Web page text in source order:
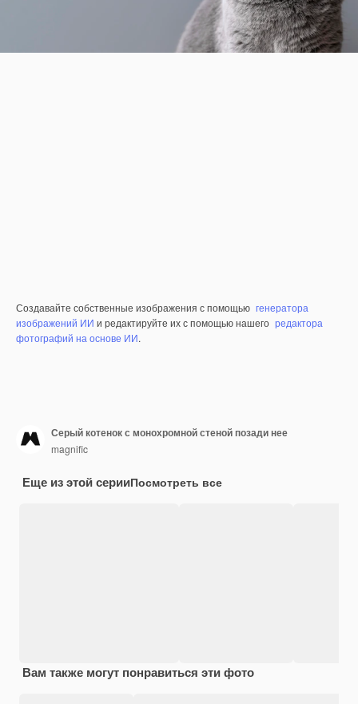
Создавайте собственные изображения с помощью генератора
изображений ИИ и редактируйте их с помощью нашего редактора
фотографий на основе ИИ.
Серый котенок с монохромной стеной позади нее
magnific
Еще из этой серииПосмотреть все
Вам также могут понравиться эти фото